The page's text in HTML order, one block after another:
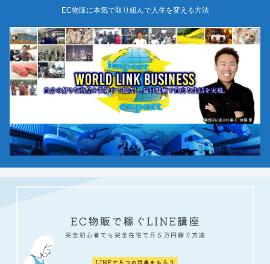
EC物販に本気で取り組んで人生を変える方法